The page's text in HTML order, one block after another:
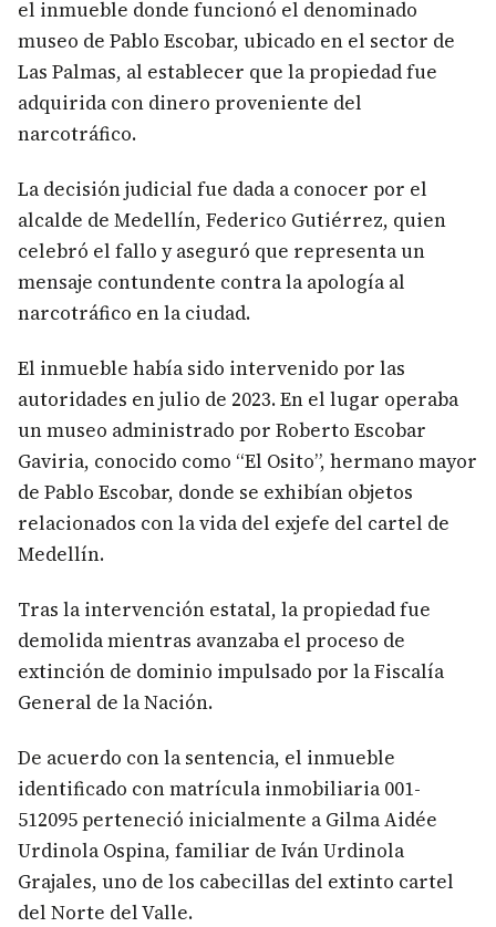
el inmueble donde funcionó el denominado
museo de Pablo Escobar, ubicado en el sector de
Las Palmas, al establecer que la propiedad fue
adquirida con dinero proveniente del
narcotráfico.
La decisión judicial fue dada a conocer por el
alcalde de Medellín, Federico Gutiérrez, quien
celebró el fallo y aseguró que representa un
mensaje contundente contra la apología al
narcotráfico en la ciudad.
El inmueble había sido intervenido por las
autoridades en julio de 2023. En el lugar operaba
un museo administrado por Roberto Escobar
Gaviria, conocido como “El Osito”, hermano mayor
de Pablo Escobar, donde se exhibían objetos
relacionados con la vida del exjefe del cartel de
Medellín.
Tras la intervención estatal, la propiedad fue
demolida mientras avanzaba el proceso de
extinción de dominio impulsado por la Fiscalía
General de la Nación.
De acuerdo con la sentencia, el inmueble
identificado con matrícula inmobiliaria 001-
512095 perteneció inicialmente a Gilma Aidée
Urdinola Ospina, familiar de Iván Urdinola
Grajales, uno de los cabecillas del extinto cartel
del Norte del Valle.